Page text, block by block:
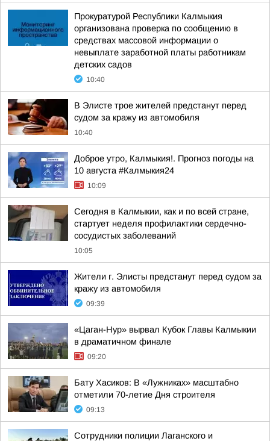
Прокуратурой Республики Калмыкия
организована проверка по сообщению в
средствах массовой информации о
невыплате заработной платы работникам
детских садов
10:40
В Элисте трое жителей предстанут перед
судом за кражу из автомобиля
10:40
Доброе утро, Калмыкия!. Прогноз погоды на
10 августа #Калмыкия24
10:09
Сегодня в Калмыкии, как и по всей стране,
стартует неделя профилактики сердечно-
сосудистых заболеваний
10:05
Жители г. Элисты предстанут перед судом за
кражу из автомобиля
09:39
«Цаган-Нур» вырвал Кубок Главы Калмыкии
в драматичном финале
09:20
Бату Хасиков: В «Лужниках» масштабно
отметили 70-летие Дня строителя
09:13
Сотрудники полиции Лаганского и